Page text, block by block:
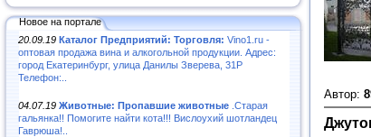
Новое на портале
20.09.19 Каталог Предприятий: Торговля: Vino1.ru -
оптовая продажа вина и алкогольной продукции. Адрес:
город Екатеринбург, улица Данилы Зверева, 31Р
Телефон:..
04.07.19 Животные: Пропавшие животные .Старая
гальянка!! Помогите найти кота!!! Вислоухий шотландец
Гаврюша!..
Автор: